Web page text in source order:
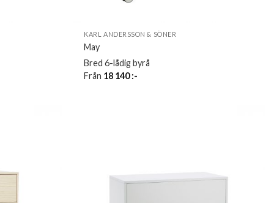
KARL ANDERSSON & SÖNER
May
Bred 6-lådig byrå
Från 18 140:-